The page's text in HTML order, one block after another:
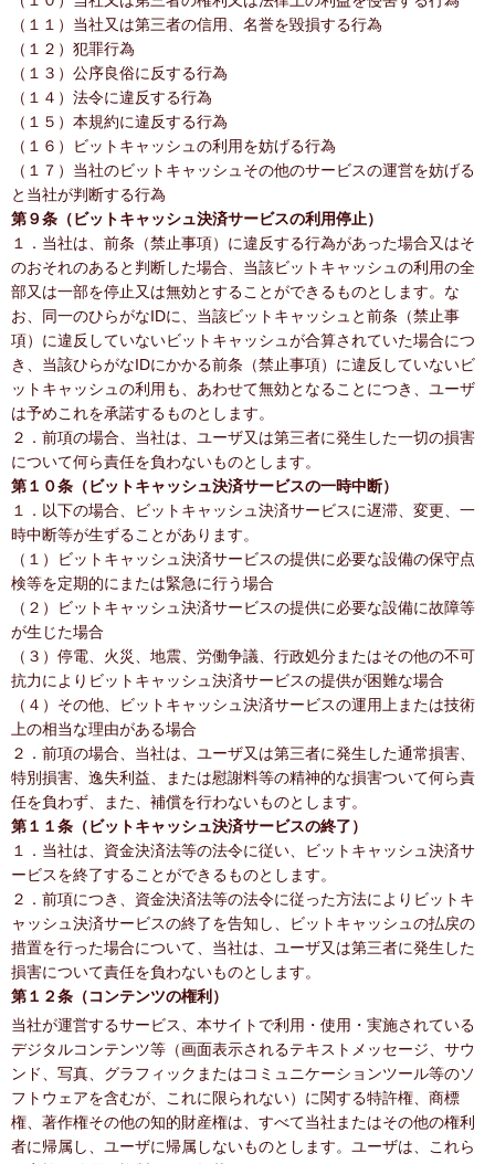
（１１）当社又は第三者の信用、名誉を毀損する行為
（１２）犯罪行為
（１３）公序良俗に反する行為
（１４）法令に違反する行為
（１５）本規約に違反する行為
（１６）ビットキャッシュの利用を妨げる行為
（１７）当社のビットキャッシュその他のサービスの運営を妨げる
と当社が判断する行為
第９条（ビットキャッシュ決済サービスの利用停止）
１．当社は、前条（禁止事項）に違反する行為があった場合又はそ
のおそれのあると判断した場合、当該ビットキャッシュの利用の全
部又は一部を停止又は無効とすることができるものとします。な
お、同一のひらがなIDに、当該ビットキャッシュと前条（禁止事
項）に違反していないビットキャッシュが合算されていた場合につ
き、当該ひらがなIDにかかる前条（禁止事項）に違反していないビ
ットキャッシュの利用も、あわせて無効となることにつき、ユーザ
は予めこれを承諾するものとします。
２．前項の場合、当社は、ユーザ又は第三者に発生した一切の損害
について何ら責任を負わないものとします。
第１０条（ビットキャッシュ決済サービスの一時中断）
１．以下の場合、ビットキャッシュ決済サービスに遅滞、変更、一
時中断等が生ずることがあります。
（１）ビットキャッシュ決済サービスの提供に必要な設備の保守点
検等を定期的にまたは緊急に行う場合
（２）ビットキャッシュ決済サービスの提供に必要な設備に故障等
が生じた場合
（３）停電、火災、地震、労働争議、行政処分またはその他の不可
抗力によりビットキャッシュ決済サービスの提供が困難な場合
（４）その他、ビットキャッシュ決済サービスの運用上または技術
上の相当な理由がある場合
２．前項の場合、当社は、ユーザ又は第三者に発生した通常損害、
特別損害、逸失利益、または慰謝料等の精神的な損害ついて何ら責
任を負わず、また、補償を行わないものとします。
第１１条（ビットキャッシュ決済サービスの終了）
１．当社は、資金決済法等の法令に従い、ビットキャッシュ決済サ
ービスを終了することができるものとします。
２．前項につき、資金決済法等の法令に従った方法によりビットキ
ャッシュ決済サービスの終了を告知し、ビットキャッシュの払戻の
措置を行った場合について、当社は、ユーザ又は第三者に発生した
損害について責任を負わないものとします。
第１２条（コンテンツの権利）
当社が運営するサービス、本サイトで利用・使用・実施されている
デジタルコンテンツ等（画面表示されるテキストメッセージ、サウ
ンド、写真、グラフィックまたはコミュニケーションツール等のソ
フトウェアを含むが、これに限られない）に関する特許権、商標
権、著作権その他の知的財産権は、すべて当社またはその他の権利
者に帰属し、ユーザに帰属しないものとします。ユーザは、これら